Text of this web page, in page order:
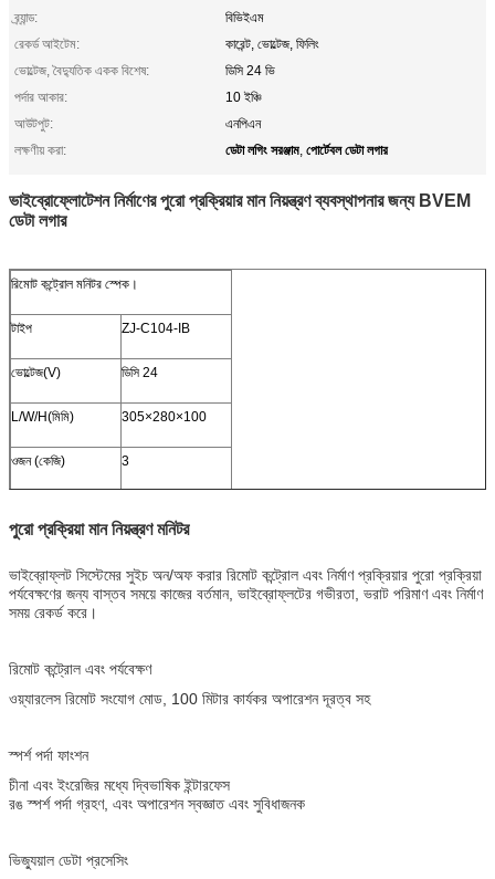
ব্র্যান্ড:
বিভিইএম
রেকর্ড আইটেম:
কারেন্ট, ভোল্টেজ, ফিলিং
ভোল্টেজ, বৈদ্যুতিক একক বিশেষ:
ডিসি 24 ভি
পর্দার আকার:
10 ইঞ্চি
আউটপুট:
এনপিএন
লক্ষণীয় করা:
ডেটা লগিং সরঞ্জাম, পোর্টেবল ডেটা লগার
ভাইব্রোফ্লোটেশন নির্মাণের পুরো প্রক্রিয়ার মান নিয়ন্ত্রণ ব্যবস্থাপনার জন্য BVEM
ডেটা লগার
রিমোট কন্ট্রোল মনিটর স্পেক।
টাইপ ZJ-C104-IB
ভোল্টেজ(V) ডিসি 24
L/W/H(মিমি) 305×280×100
ওজন (কেজি) 3
পুরো প্রক্রিয়া মান নিয়ন্ত্রণ মনিটর
ভাইব্রোফ্লট সিস্টেমের সুইচ অন/অফ করার রিমোট কন্ট্রোল এবং নির্মাণ প্রক্রিয়ার পুরো প্রক্রিয়া
পর্যবেক্ষণের জন্য বাস্তব সময়ে কাজের বর্তমান, ভাইব্রোফ্লটের গভীরতা, ভরাট পরিমাণ এবং নির্মাণ
সময় রেকর্ড করে।
রিমোট কন্ট্রোল এবং পর্যবেক্ষণ
ওয়্যারলেস রিমোট সংযোগ মোড, 100 মিটার কার্যকর অপারেশন দূরত্ব সহ
স্পর্শ পর্দা ফাংশন
চীনা এবং ইংরেজির মধ্যে দ্বিভাষিক ইন্টারফেস
রঙ স্পর্শ পর্দা গ্রহণ, এবং অপারেশন স্বজ্ঞাত এবং সুবিধাজনক
ভিজ্যুয়াল ডেটা প্রসেসিং